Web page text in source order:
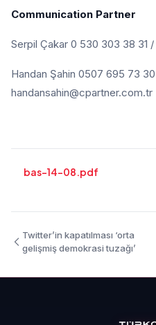
Communication Partner
Serpil Çakar 0 530 303 38 31
Handan Şahin 0507 695 73
handansahin@cpartner.com.tr
bas-14-08.pdf
Twitter’in kapatılması ‘orta
gelişmiş demokrasi tuzağı’